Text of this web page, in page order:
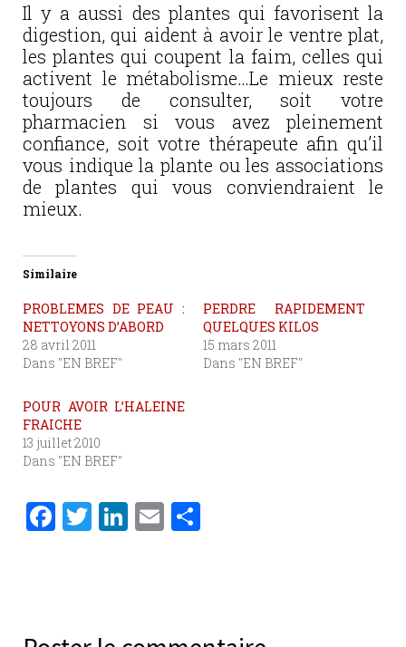
Il y a aussi des plantes qui favorisent la
digestion, qui aident à avoir le ventre plat,
les plantes qui coupent la faim, celles qui
activent le métabolisme…Le mieux reste
toujours de consulter, soit votre
pharmacien si vous avez pleinement
confiance, soit votre thérapeute afin qu’il
vous indique la plante ou les associations
de plantes qui vous conviendraient le
mieux.
Similaire
PROBLEMES DE PEAU :
NETTOYONS D’ABORD
28 avril 2011
Dans "EN BREF"
PERDRE RAPIDEMENT
QUELQUES KILOS
15 mars 2011
Dans "EN BREF"
POUR AVOIR L’HALEINE
FRAICHE
13 juillet 2010
Dans "EN BREF"
F
b
T
r
Li E
er